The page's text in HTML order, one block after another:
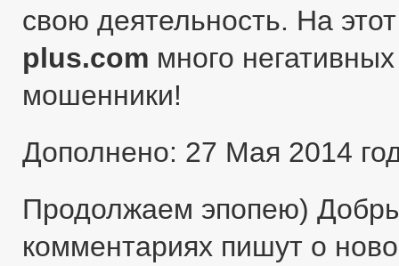
свою деятельность. На
plus.com много
мошенники!
Дополнено: 27 Мая 2014
Продолжаем эпопею)
комментариях пишут о